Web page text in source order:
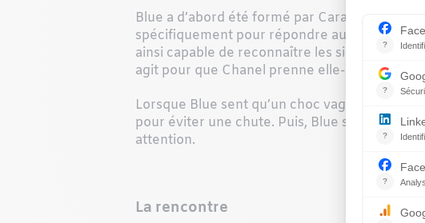
Blue a d’abord été formé par Cara, son
spécifiquement pour répondre aux besoins
ainsi capable de reconnaître les signes
agit pour que Chanel prenne elle-même
Lorsque Blue sent qu’un choc vagal est
pour éviter une chute. Puis, Blue s’assoit ou
attention.
La rencontre